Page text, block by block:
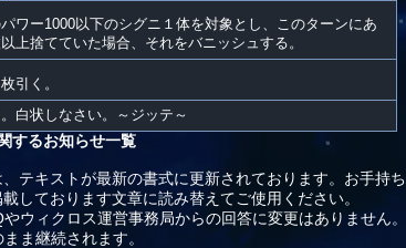
パワー1000以下のシグニ１体を対象とし、このターンにあ
上捨てていた場合、それをバニッシュする。
引く。
白状しなさい。～ジッテ～
するお知らせ一覧
テキストが最新の書式に更新されております。お手持ち
しております文章に読み替えてご使用ください。
ウィクロス運営事務局からの回答に変更はありません。
ま継続されます。